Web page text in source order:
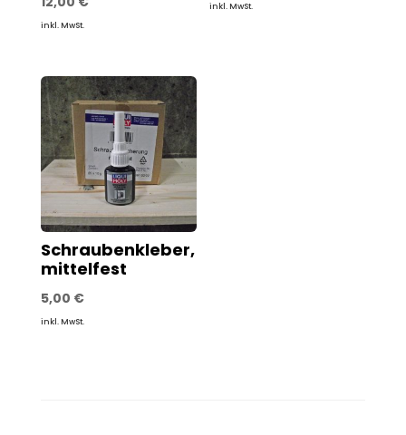
inkl. MwSt.
inkl. MwSt.
Schraubenkleber,
mittelfest
5,00 €
inkl. MwSt.